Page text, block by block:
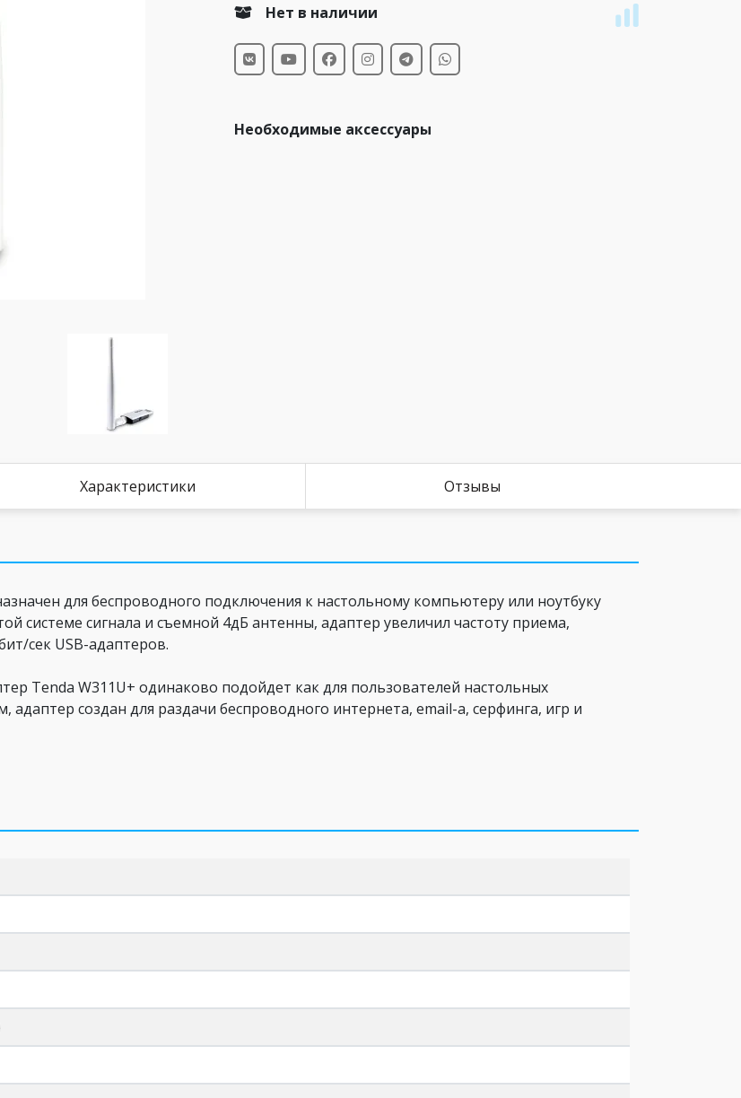
Нет в наличии
Необходимые аксессуары
Характеристики Отзывы
для беспроводного подключения к настольному компьютеру или ноутбуку
системе сигнала и съемной 4дБ антенны, адаптер увеличил частоту приема,
сек USB-адаптеров.
Tenda W311U+ одинаково подойдет как для пользователей настольных
создан для раздачи беспроводного интернета, email-а, серфинга, игр и